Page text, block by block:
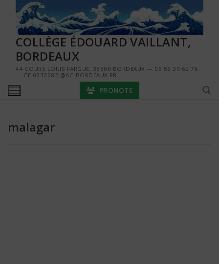
contenu
COLLÈGE ÉDOUARD VAILLANT,
BORDEAUX
44 COURS LOUIS FARGUE, 33300 BORDEAUX — 05 56 39 62 76
— CE.0332082J@AC-BORDEAUX.FR
PRONOTE
malagar